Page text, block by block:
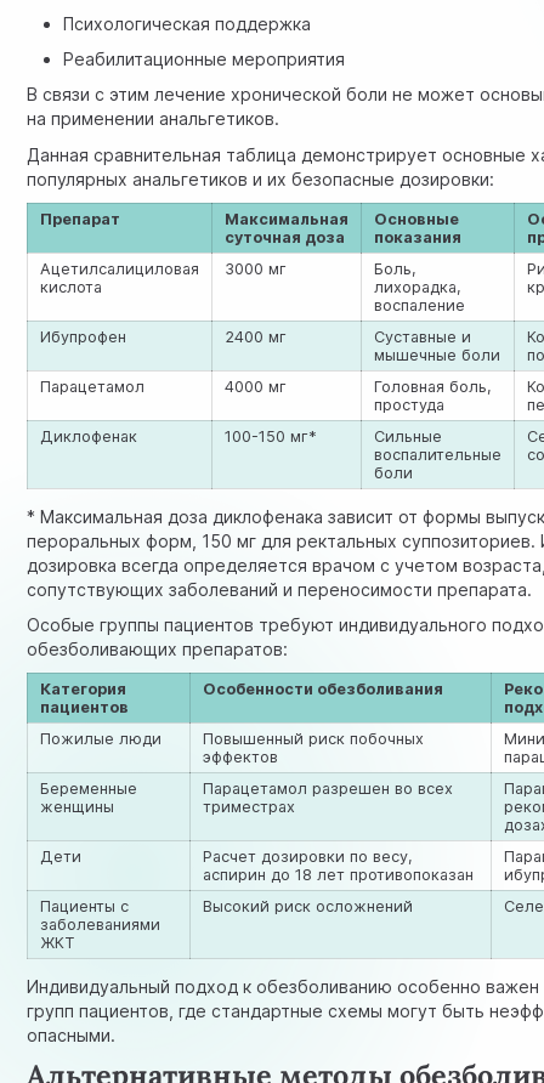
Психологическая поддержка
Реабилитационные мероприятия
В связи с этим лечение хронической боли не может
на применении анальгетиков.
Данная сравнительная таблица демонстрирует основные
популярных анальгетиков и их безопасные дозировки:
Препарат
Максимальная
суточная доза
Основные
показания
Ацетилсалициловая
кислота
3000 мг
Боль,
лихорадка,
воспаление
Ибупрофен 2400 мг
Суставные и
мышечные боли
Парацетамол
4000 мг
Головная боль,
простуда
Диклофенак
100-150 мг*
Сильные
воспалительные
боли
* Максимальная доза диклофенака зависит от формы
пероральных форм, 150 мг для ректальных суппозиториев.
дозировка всегда определяется врачом с учетом
сопутствующих заболеваний и переносимости препарата.
Особые группы пациентов требуют индивидуального
обезболивающих препаратов:
Категория
пациентов
Особенности обезболивания
Пожилые люди
Повышенный риск побочных
эффектов
Беременные
женщины
Парацетамол разрешен во всех
триместрах
Дети
Расчет дозировки по весу,
аспирин до 18 лет противопоказан
Пациенты с
заболеваниями
ЖКТ
Высокий риск осложнений
Индивидуальный подход к обезболиванию особенно важен
групп пациентов, где стандартные схемы могут быть
опасными.
Альтернативные методы